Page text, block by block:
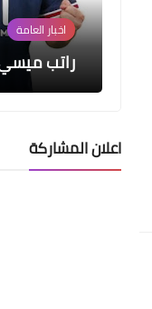
اخبار العامة
راتب ميسي
اخبار العامة
اعلان المشاركة